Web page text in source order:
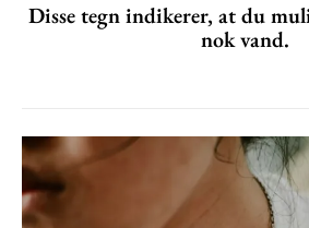
Disse tegn indikerer, at du
nok vand.